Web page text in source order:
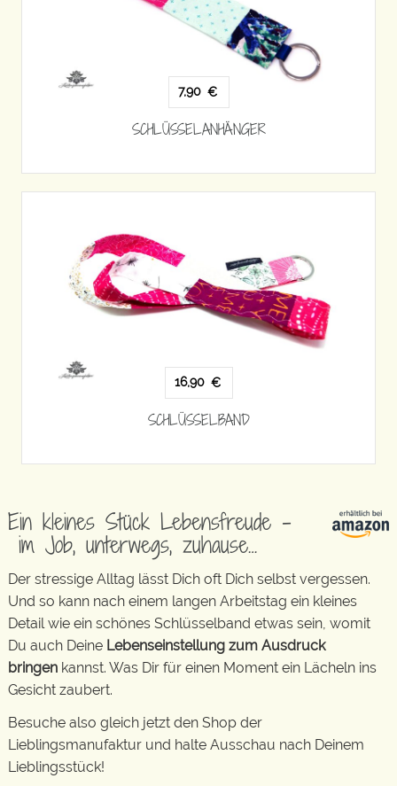
7,90 €
SCHLÜSSELANHÄNGER
16,90 €
SCHLÜSSELBAND
Ein kleines Stück Lebensfreude –
im Job, unterwegs, zuhause…
Der stressige Alltag lässt Dich oft Dich selbst vergessen.
Und so kann nach einem langen Arbeitstag ein kleines
Detail wie ein schönes Schlüsselband etwas sein, womit
Du auch Deine Lebenseinstellung zum Ausdruck
bringen kannst. Was Dir für einen Moment ein Lächeln ins
Gesicht zaubert.
Besuche also gleich jetzt den Shop der
Lieblingsmanufaktur und halte Ausschau nach Deinem
Lieblingsstück!